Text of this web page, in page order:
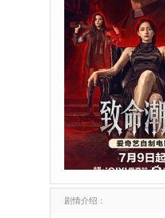
剧情介绍：